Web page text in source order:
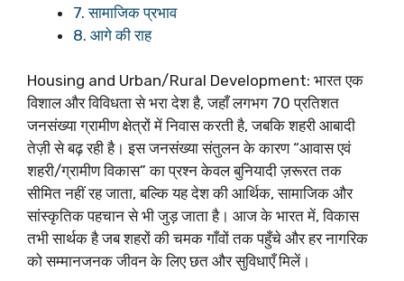
7. सामाजिक प्रभाव
8. आगे की राह
Housing and Urban/Rural Development: भारत एक
विशाल और विविधता से भरा देश है, जहाँ लगभग 70 प्रतिशत
जनसंख्या ग्रामीण क्षेत्रों में निवास करती है, जबकि शहरी आबादी
तेज़ी से बढ़ रही है। इस जनसंख्या संतुलन के कारण “आवास एवं
शहरी/ग्रामीण विकास” का प्रश्न केवल बुनियादी ज़रूरत तक
सीमित नहीं रह जाता, बल्कि यह देश की आर्थिक, सामाजिक और
सांस्कृतिक पहचान से भी जुड़ जाता है। आज के भारत में, विकास
तभी सार्थक है जब शहरों की चमक गाँवों तक पहुँचे और हर नागरिक
को सम्मानजनक जीवन के लिए छत और सुविधाएँ मिलें।